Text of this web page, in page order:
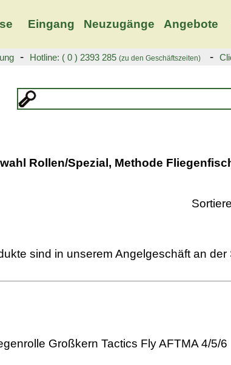
Eingang Neuzugänge Angebote
- Hotline: ( 0 ) 2393 285 (zu den Geschäftszeiten) -
Rollen/Spezial, Methode
sind in unserem Angelgeschäft an
Großkern Tactics Fly AFTMA 4/5/6